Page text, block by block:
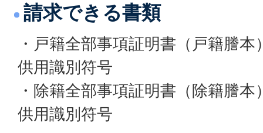
請求できる書類
・戸籍全部事項証明書（戸籍謄
供用識別符号
・除籍全部事項証明書（除籍謄
供用識別符号